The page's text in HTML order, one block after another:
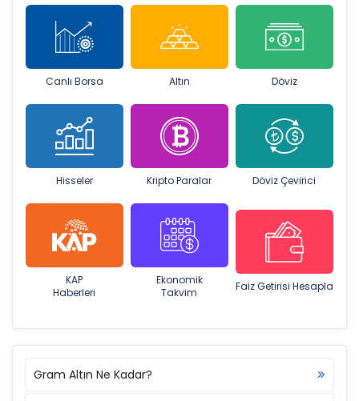
Canlı Borsa Altın Döviz
Hisseler Kripto Paralar Döviz Çevirici
KAP
Haberleri
Ekonomik
Takvim
Faiz Getirisi Hesapla
Gram Altın Ne Kadar?